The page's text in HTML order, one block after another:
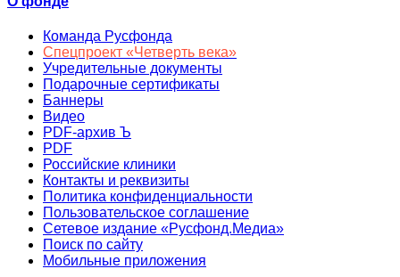
Команда Русфонда
Спецпроект «Четверть века»
Учредительные документы
Подарочные сертификаты
Баннеры
Видео
PDF-архив Ъ
PDF
Российские клиники
Контакты и реквизиты
Политика конфиденциальности
Пользовательское соглашение
Сетевое издание «Русфонд.Медиа»
Поиск по сайту
Мобильные приложения